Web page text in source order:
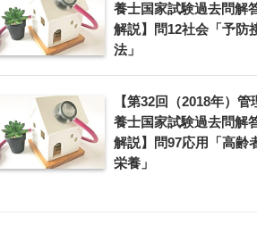
養士国家試験過去問解
解説】問12社会「予防
法」
【第32回（2018年）管
養士国家試験過去問解
解説】問97応用「高齢
栄養」